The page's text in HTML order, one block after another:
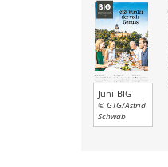
Juni-BIG
© GTG/Astrid
Schwab